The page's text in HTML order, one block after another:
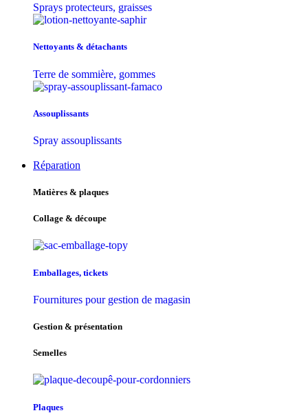
Sprays protecteurs, graisses
Nettoyants & détachants
Terre de sommière, gommes
Assouplissants
Spray assouplissants
Réparation
Matières & plaques
Collage & découpe
Emballages, tickets
Fournitures pour gestion de magasin
Gestion & présentation
Semelles
Plaques